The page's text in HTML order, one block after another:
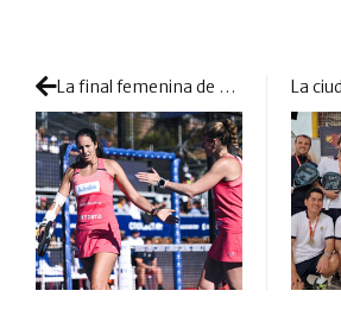
La final femenina de Chile: así gestionaron Ale y Gemma un primer set casi perfecto